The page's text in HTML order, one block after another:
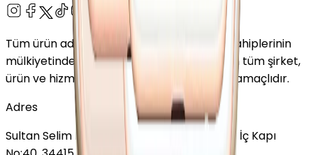
Tüm ürün adları, logolar ve markalar ilgili sahiplerinin
mülkiyetindedir. Bu web sitesinde kullanılan tüm şirket,
ürün ve hizmet adları yalnızca tanımlama amaçlıdır.
Adres
Sultan Selim Mahallesi, Lalegül Sokağı No:5, İç Kapı